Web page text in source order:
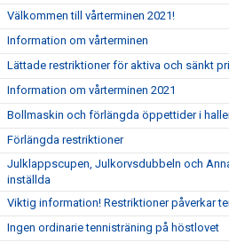
Välkommen till vårterminen 2021!
Information om vårterminen
Lättade restriktioner för aktiva och sänkt
Information om vårterminen 2021
Bollmaskin och förlängda öppettider i
Förlängda restriktioner
Julklappscupen, Julkorvsdubbeln och
inställda
Viktig information! Restriktioner påverkar
Ingen ordinarie tennisträning på höstlovet